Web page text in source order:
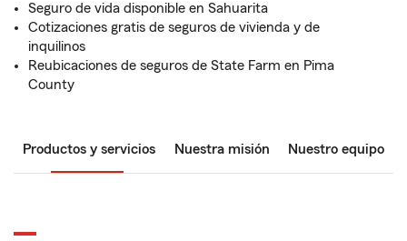
Seguro de vida disponible en Sahuarita
Cotizaciones gratis de seguros de vivienda y de
inquilinos
Reubicaciones de seguros de State Farm en Pima
County
Productos y servicios Nuestra misión Nuestro equipo